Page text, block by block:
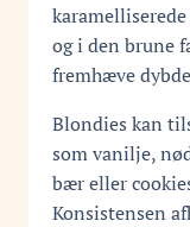
og i den brune
fremhæve
Blondies kan
som vanilje,
bær eller
Konsistensen